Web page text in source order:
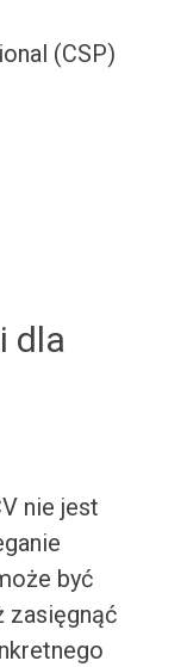
(CSP)
dla
nie jest
być
zasięgnąć